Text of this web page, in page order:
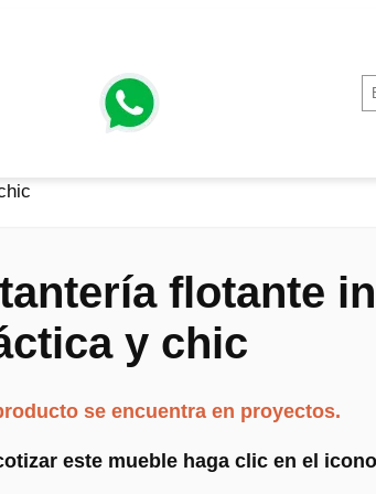
flotante
y chic
se encuentra en proyectos.
este mueble haga clic en el